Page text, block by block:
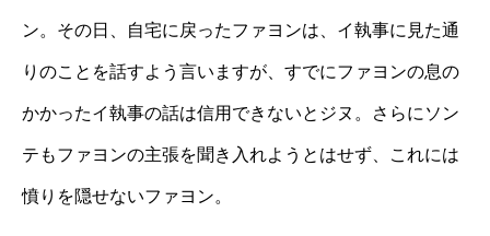
ン。その日、自宅に戻ったファヨンは、イ執事に見た通
りのことを話すよう言いますが、すでにファヨンの息の
かかったイ執事の話は信用できないとジヌ。さらにソン
テもファヨンの主張を聞き入れようとはせず、これには
憤りを隠せないファヨン。